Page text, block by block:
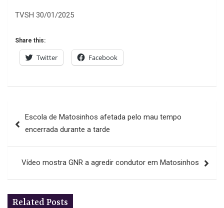
TVSH 30/01/2025
Share this:
Twitter Facebook
de
Escola de Matosinhos afetada pelo mau tempo
encerrada durante a tarde
Vídeo mostra GNR a agredir condutor em Matosinhos
Related Posts